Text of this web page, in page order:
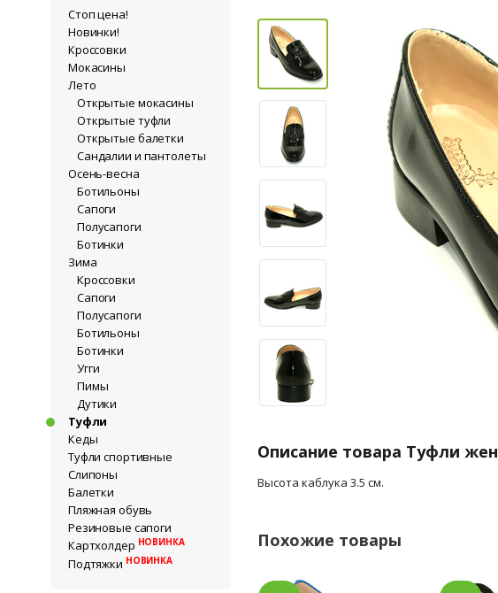
Стоп цена!
Новинки!
Кроссовки
Мокасины
Лето
Открытые мокасины
Открытые туфли
Открытые балетки
Сандалии и пантолеты
Осень-весна
Ботильоны
Сапоги
Полусапоги
Ботинки
Зима
Кроссовки
Сапоги
Полусапоги
Ботильоны
Ботинки
Угги
Пимы
Дутики
Туфли
Кеды
Туфли спортивные
Слипоны
Балетки
Пляжная обувь
Резиновые сапоги
Картхолдер НОВИНКА
Подтяжки НОВИНКА
Описание товара Туфли
Высота каблука 3.5 см.
Похожие товары